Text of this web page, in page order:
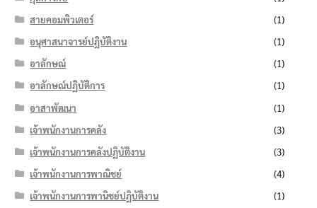
สายคอมพิวเตอร์
(1)
อนุศาสนาจารย์ปฏิบัติงาน
(1)
อาลักษณ์
(1)
อาลักษณ์ปฏิบัติการ
(1)
อาสาพัฒนา
(1)
เจ้าพนักงานการคลัง
(3)
เจ้าพนักงานการคลังปฏิบัติงาน
(3)
เจ้าพนักงานการพาณิชย์
(4)
เจ้าพนักงานการพานิชย์ปฏิบัติงาน
(1)